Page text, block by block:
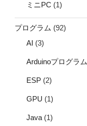
ミニPC (1)
プログラム (92)
AI (3)
Arduinoプログラム
ESP (2)
GPU (1)
Java (1)